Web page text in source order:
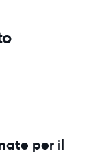
per il